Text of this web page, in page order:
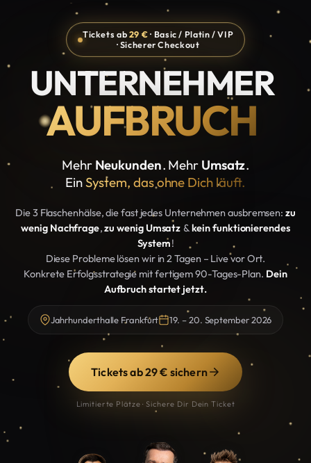
Tickets ab29 €· Basic / Platin / VIP
· Sicherer Checkout
UNTERNEHMER
AUFBRUCH
Mehr Neukunden. Mehr Umsatz.
Ein System, das ohne Dich läuft.
Die 3 Flaschenhälse, die fast jedes Unternehmen ausbremsen:zu
wenig Nachfrage,zu wenig Umsatz & kein funktionierendes
System!
Diese Probleme lösen wir in 2 Tagen – Live vor Ort.
Konkrete Erfolgsstrategie mit fertigem 90-Tages-Plan. Dein
Aufbruch startet jetzt.
Jahrhunderthalle Frankfurt 19. – 20. September 2026
Tickets ab 29 € sichern
Limitierte Plätze · Sichere Dir Dein Ticket